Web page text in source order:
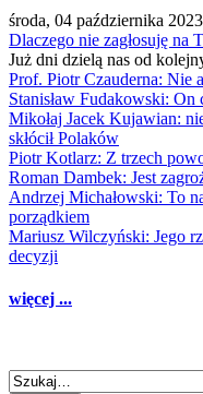
środa, 04 października
Dlaczego nie zagłosuję na
Już dni dzielą nas od
Prof. Piotr Czauderna: Nie
Stanisław Fudakowski: On
Mikołaj Jacek Kujawian:
skłócił Polaków
Piotr Kotlarz: Z trzech
Roman Dambek: Jest
Andrzej Michałowski: To
porządkiem
Mariusz Wilczyński: Jego
decyzji
więcej ...